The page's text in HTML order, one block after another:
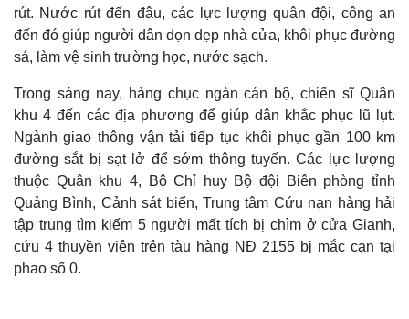
rút. Nước rút đến đâu, các lực lượng quân đội, công an
đến đó giúp người dân dọn dẹp nhà cửa, khôi phục đường
sá, làm vệ sinh trường học, nước sạch.
Trong sáng nay, hàng chục ngàn cán bộ, chiến sĩ Quân
khu 4 đến các địa phương để giúp dân khắc phục lũ lụt.
Ngành giao thông vận tải tiếp tục khôi phục gần 100 km
đường sắt bị sạt lở để sớm thông tuyến. Các lực lượng
thuộc Quân khu 4, Bộ Chỉ huy Bộ đội Biên phòng tỉnh
Quảng Bình, Cảnh sát biển, Trung tâm Cứu nạn hàng hải
tập trung tìm kiếm 5 người mất tích bị chìm ở cửa Gianh,
cứu 4 thuyền viên trên tàu hàng NĐ 2155 bị mắc cạn tại
phao số 0.